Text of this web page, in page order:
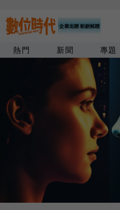
熱門 新聞 專題